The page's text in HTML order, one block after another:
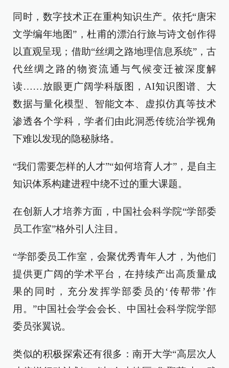
同时，数字技术正在重构知识生产。依托“唐宋
文学编年地图”，杜甫的漂泊行旅与诗文创作得
以直观呈现；借助“丝绸之路地理信息系统”，古
代丝绸之路的物资流通与气候变迁被深度解
读……放眼更广阔学科版图，AI知识图谱、大
数据与量化模型、智能文本、虚拟仿真等技术
渗透各个学科，学者们由此洞悉传统治学视角
下难以发现的隐秘脉络。
“我们需要怎样的人才”“如何培育人才”，是自主
知识体系构建进程中绕不过的重大课题。
在创新人才培养方面，中国社会科学院“学部委
员工作室”格外引人注目。
“学部委员工作室，会聚优秀青年人才，为他们
提供更广阔的学术平台，在持续产出高质量成
果的同时，充分发挥学部委员的‘传帮带’作
用。”中国社会学会会长、中国社会科学院学部
委员张翼说。
类似的积极探索还有很多：南开大学“高层次人